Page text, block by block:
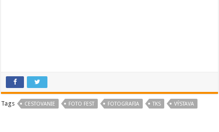
Tags CESTOVANIE FOTO FEST FOTOGRAFIA TKS VÝSTAVA